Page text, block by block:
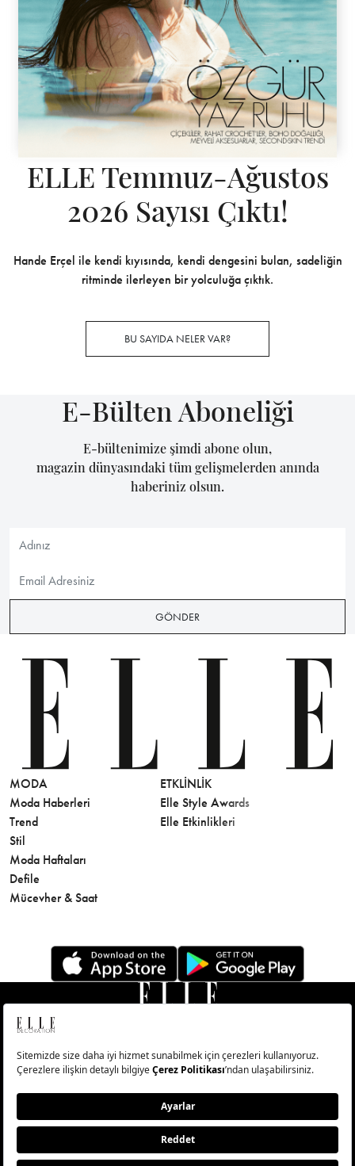
ELLE Temmuz-Ağustos
2026 Sayısı Çıktı!
Hande Erçel ile kendi kıyısında, kendi dengesini bulan, sadeliğin
ritminde ilerleyen bir yolculuğa çıktık.
BU SAYIDA NELER VAR?
E-Bülten Aboneliği
E-bültenimize şimdi abone olun,
magazin dünyasındaki tüm gelişmelerden anında
haberiniz olsun.
GÖNDER
MODA
Moda Haberleri
Trend
Stil
Moda Haftaları
Defile
Mücevher & Saat
ETKLINLIK
Elle Style Awards
Elle Etkinlikleri
© Big Medya Teknoloji A.Ş. Altunizade Mahallesi Kuşbakışı
Caddesi No:27/1 Üsküdar/İstanbul
Aydınlatma Metni
Copyright © 2026 - Tüm Hakları Saklıdır.